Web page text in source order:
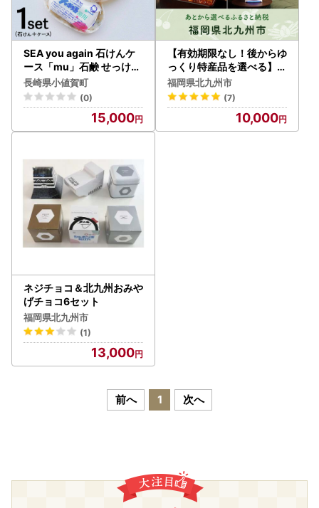
SEA you again 石けんケ
ース「mu」石鹸 せっけん
石けん [DAJ010]
長崎県小値賀町
(0)
15,000
【有効期限なし！後からゆ
っくり特産品を選べる】福
岡県北九州市カタログポイ
ント
福岡県北九州市
(7)
10,000
ネジチョコ＆北九州おみや
げチョコ6セット
福岡県北九州市
(1)
13,000
前へ 1 次へ